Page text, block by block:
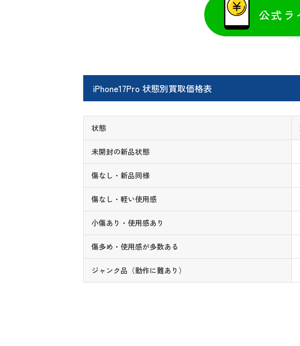
公式ラ
iPhone17Pro 状態別買取価格表
状態
未開封の新品状態
傷なし・新品同様
傷なし・軽い使用感
小傷あり・使用感あり
傷多め・使用感が多数ある
ジャンク品（動作に難あり）